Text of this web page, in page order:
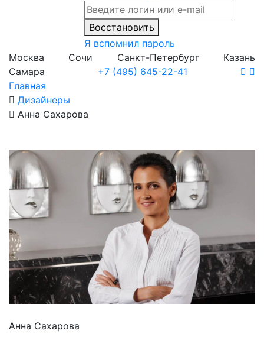
Восстановить
Я вспомнил пароль
Москва
Сочи Санкт-Петербург
Казань
Самара
+7 (495) 645-22-41
Главная
Дизайнеры
Анна Сахарова
Анна Сахарова